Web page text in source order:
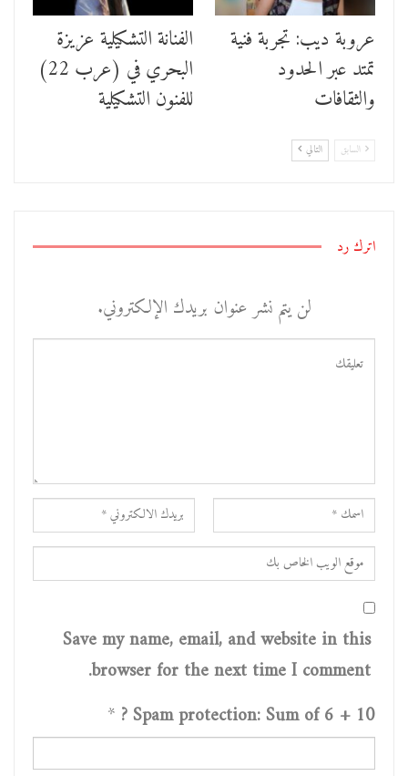
عروبة ديب: تجربة فنية
تمتد عبر الحدود
والثقافات
الفنانة التشكيلية عزيزة
البحري في (عرب 22)
للفنون التشكيلية
السابق التالي
اترك رد
لن يتم نشر عنوان بريدك الإلكتروني.
Save my name, email, and website in this
browser for the next time I comment.
Spam protection: Sum of 6 + 10 ?
*